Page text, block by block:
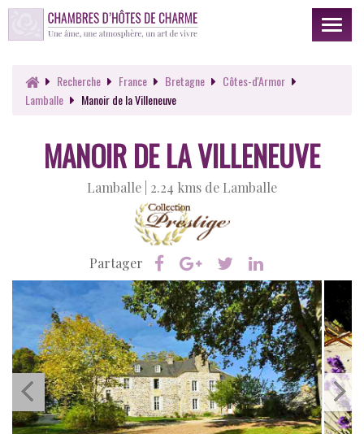
Toggle
Recherche France Bretagne
Côtes-d'Armor
Lamballe
Manoir de la Villeneuve
MANOIR DE LA VILLENEUVE
Lamballe | 2.24 kms de Lamballe
Partager